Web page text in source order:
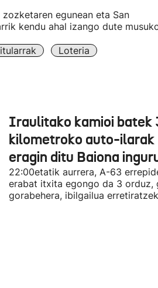
egunean eta San
kendu ahal izango dute
Loteria
Iraulitako kamioi batek
kilometroko auto-ilarak
eragin ditu Baiona
22:00etatik aurrera, A-63
erabat itxita egongo da 3 orduz,
gorabehera, ibilgailua